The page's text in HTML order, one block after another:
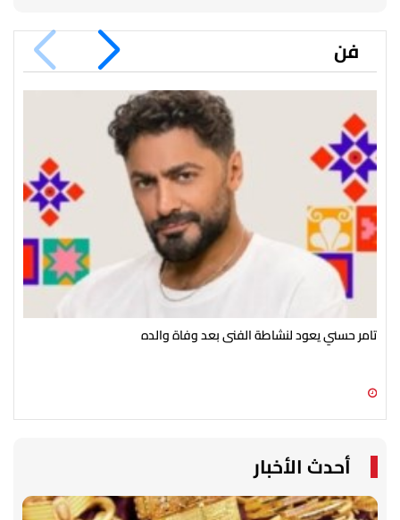
فن
تامر حسني يعود لنشاطة الفنى بعد وفاة والده
أحدث الأخبار